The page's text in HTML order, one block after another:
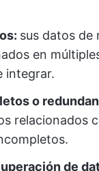
sus datos de
en
integrar.
o
relacionados
de